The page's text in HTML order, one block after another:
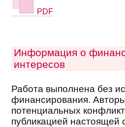
PDF
Информация о
интересов
Работа выполнена без
финансирования.
потенциальных
публикацией настоящей